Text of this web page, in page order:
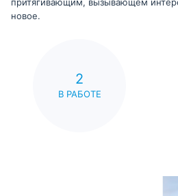
притягивающим, вызывающем
новое.
2
В РАБОТЕ